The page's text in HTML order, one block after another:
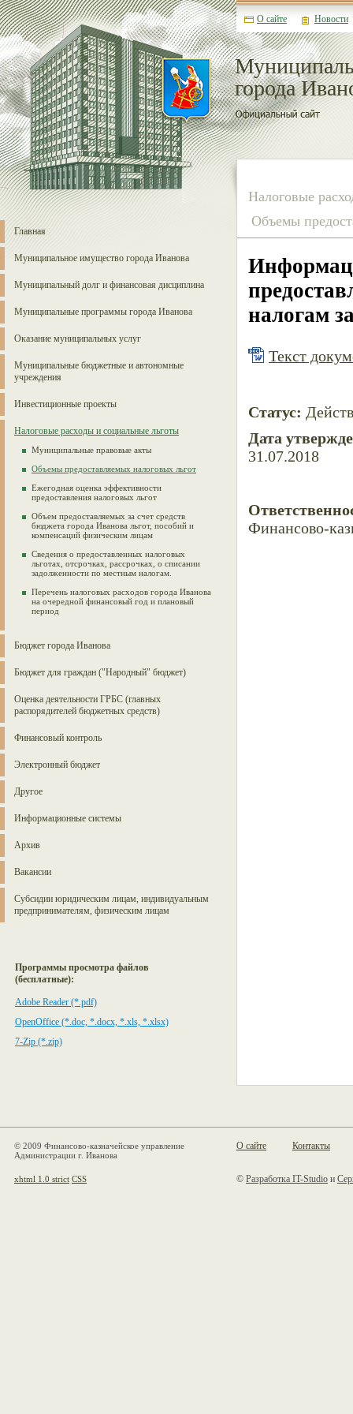
города
О сайте Новости
Главная
Муниципальное имущество города Иванова
Муниципальный долг и финансовая дисциплина
Муниципальные программы города Иванова
Оказание муниципальных услуг
Муниципальные бюджетные и автономные
учреждения
Инвестиционные проекты
Налоговые расходы и социальные льготы
Муниципальные правовые акты
Объемы предоставляемых налоговых льгот
Ежегодная оценка эффективности
предоставления налоговых льгот
Объем предоставляемых за счет средств
бюджета города Иванова льгот, пособий и
компенсаций физическим лицам
Сведения о предоставленных налоговых
льготах, отсрочках, рассрочках, о списании
задолженности по местным налогам.
Перечень налоговых расходов города Иванова
на очередной финансовый год и плановый
период
Бюджет города Иванова
Бюджет для граждан ("Народный" бюджет)
Оценка деятельности ГРБС (главных
распорядителей бюджетных средств)
Финансовый контроль
Электронный бюджет
Другое
Информационные системы
Архив
Вакансии
Субсидии юридическим лицам, индивидуальным
предпринимателям, физическим лицам
Программы просмотра файлов
(бесплатные):
Adobe Reader (*.pdf)
OpenOffice (*.doc, *.docx, *.xls, *.xlsx)
7-Zip (*.zip)
Налоговые
Объемы
налогам
Текст
Статус:
Дата
31.07.2018
Финансово-
© 2009 Финансово-казначейское управление
Администрации г. Иванова
О сайте Контакты
© Разработка IT-Studio и
xhtml 1.0 strict CSS